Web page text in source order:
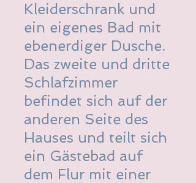
Kleiderschrank und
ein eigenes Bad mit
ebenerdiger Dusche.
Das zweite und dritte
Schlafzimmer
befindet sich auf der
anderen Seite des
Hauses und teilt sich
ein Gästebad auf
dem Flur mit einer